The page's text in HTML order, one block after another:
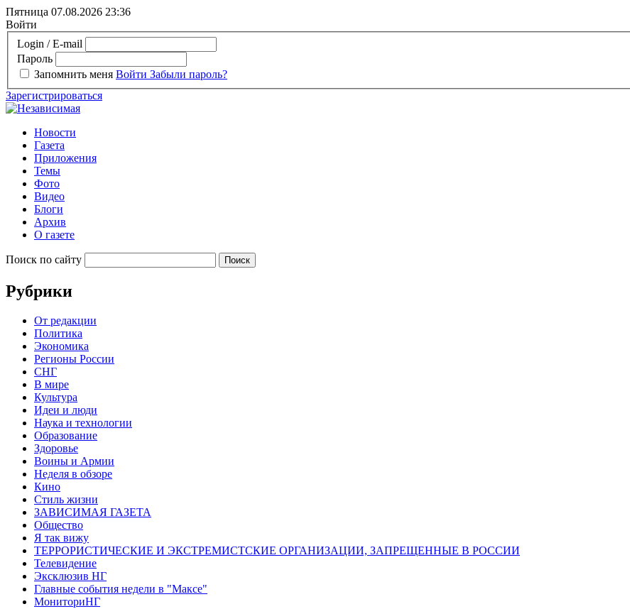
Пятница 07.08.2026 23:36
Войти
Login / E-mail
Пароль
Запомнить меня Войти Забыли пароль?
Зарегистрироваться
Новости
Газета
Приложения
Темы
Фото
Видео
Блоги
Архив
О газете
Поиск по сайту
Рубрики
От редакции
Политика
Экономика
Регионы России
СНГ
В мире
Культура
Идеи и люди
Наука и технологии
Образование
Здоровье
Воины и Армии
Неделя в обзоре
Кино
Стиль жизни
ЗАВИСИМАЯ ГАЗЕТА
Общество
Я так вижу
ТЕРРОРИСТИЧЕСКИЕ И ЭКСТРЕМИСТСКИЕ ОРГАНИЗАЦИИ, ЗАПРЕЩЕННЫЕ В РОССИИ
Телевидение
Эксклюзив НГ
Главные события недели в "Максе"
МониториНГ